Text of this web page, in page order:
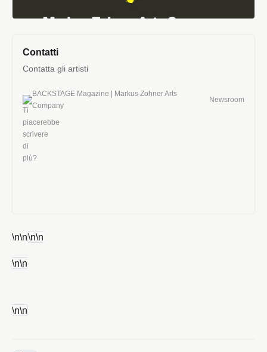
Contatti
Contatta gli artisti
BACKSTAGE Magazine | Markus Zohner Arts
Company
Newsroom
\n\n\n\n
\n\n
\n\n